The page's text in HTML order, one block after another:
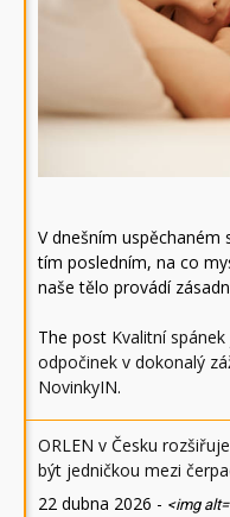
V dnešním
tím posledním, na co
naše tělo provádí
The post Kvalitní
odpočinek v dokonalý
NovinkyIN.
ORLEN v Česku
být jedničkou mezi
22 dubna 2026 - <img